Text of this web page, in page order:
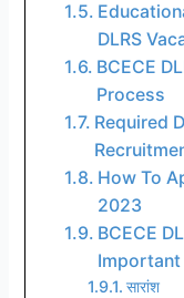
DLRS
BCECE
Process
Required
How To
2023
BCECE
Important
सारांश